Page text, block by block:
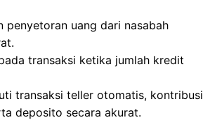
penyetoran uang dari nasabah
transaksi ketika jumlah kredit
transaksi teller otomatis, kontribusi
deposito secara akurat.